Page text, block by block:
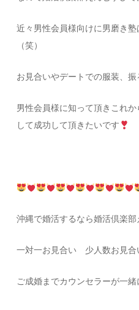
近々男性会員様向けに男磨き塾
（笑）
お見合いやデートでの服装、
男性会員様に知って頂きこれ
して成功して頂きたいです
沖縄で婚活するなら婚活倶楽
一対一お見合い 少人数お見
ご成婚までカウンセラーが一